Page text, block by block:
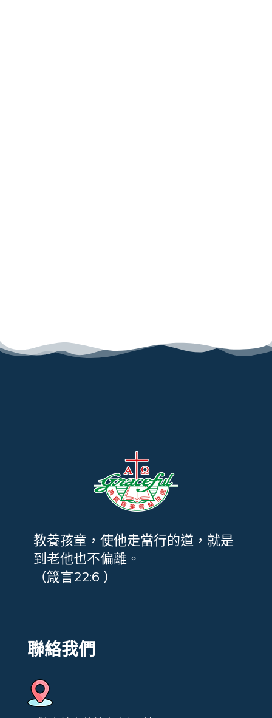
教養孩童，使他走當行的道，就是
到老他也不偏離。
（箴言22:6 ）
聯絡我們